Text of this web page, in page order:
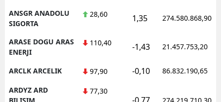
ANSGR ANADOLU
SIGORTA
28,60 1,35 274.580.868,90
ARASE DOGU ARAS
ENERJI
110,40 -1,43 21.457.753,20
ARCLK ARCELIK 97,90 -0,10 86.832.190,65
ARDYZ ARD
BILISIM
77,30
-0,77 274.219.710,30